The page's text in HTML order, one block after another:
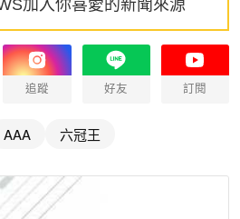
加入你喜愛的新聞來源
追蹤 好友 訂閱
AAA 六冠王